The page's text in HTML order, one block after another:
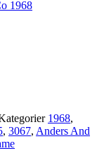
1968
1968,
, 3067, Anders And